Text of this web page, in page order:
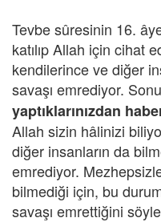
Tevbe sûresinin 16.
katılıp Allah için cihat
kendilerince ve diğer
savaşı emrediyor.
yaptıklarınızdan
Allah sizin hâlinizi
diğer insanların da
emrediyor.
bilmediği için, bu
savaşı emrettiğini